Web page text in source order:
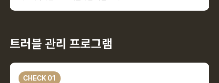
트러블 관리 프로그램
CHECK 01